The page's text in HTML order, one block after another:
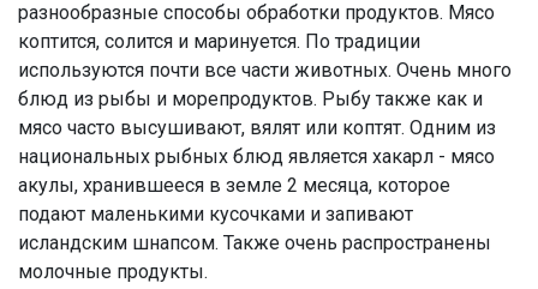
разнообразные способы обработки продуктов. Мясо
коптится, солится и маринуется. По традиции
используются почти все части животных. Очень много
блюд из рыбы и морепродуктов. Рыбу также как и
мясо часто высушивают, вялят или коптят. Одним из
национальных рыбных блюд является хакарл - мясо
акулы, хранившееся в земле 2 месяца, которое
подают маленькими кусочками и запивают
исландским шнапсом. Также очень распространены
молочные продукты.